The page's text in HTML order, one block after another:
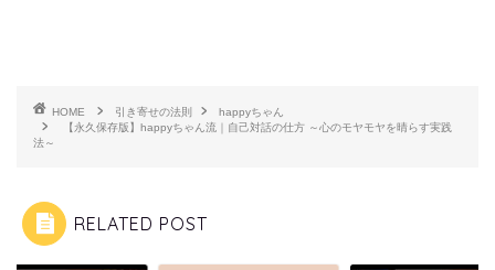
HOME 引き寄せの法則
happyちゃん
【永久保存版】happyちゃん流｜自己対話の仕方 ～心のモヤモヤを晴らす実践
法～
RELATED POST